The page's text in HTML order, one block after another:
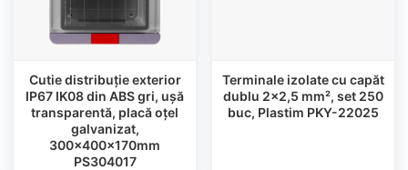
Cutie distribuție exterior
IP67 IK08 din ABS gri, ușă
transparentă, placă oțel
galvanizat,
300x400x170mm
PS304017
Terminale izolate cu capăt
dublu 2×2,5 mm², set 250
buc, Plastim PKY-22025